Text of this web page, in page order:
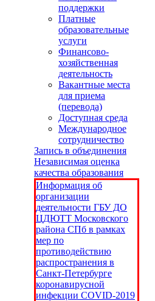
поддержки
Платные
образовательные
услуги
Финансово-
хозяйственная
деятельность
Вакантные места
для приема
(перевода)
Доступная среда
Международное
сотрудничество
Запись в объединения
Независимая оценка
качества образования
Информация об
организации
деятельности ГБУ ДО
ЦДЮТТ Московского
района СПб в рамках
мер по
противодействию
распространения в
Санкт-Петербурге
коронавирусной
инфекции COVID-2019